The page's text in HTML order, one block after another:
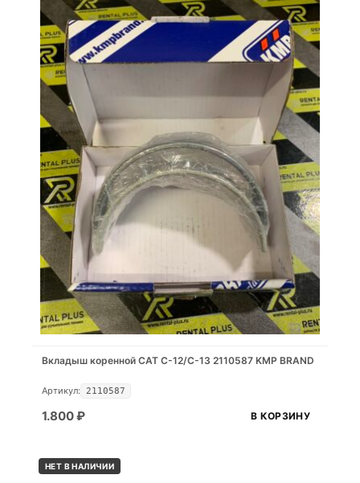
Вкладыш коренной CAT C-12/C-13 2110587 KMP BRAND
Артикул: 2110587
1.800₽ В КОРЗИНУ
НЕТ В НАЛИЧИИ